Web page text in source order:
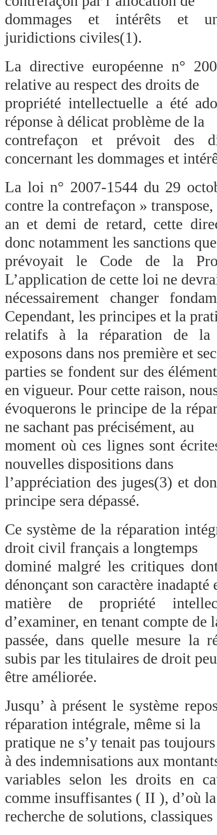
dommages et intérêts et
juridictions civiles(1).
La directive européenne n°
relative au respect des droits de
propriété intellectuelle a été
réponse à délicat problème de la
contrefaçon et prévoit des
concernant les dommages et
La loi n° 2007-1544 du 29
contre la contrefaçon » transpose,
an et demi de retard, cette
donc notamment les sanctions que
prévoyait le Code de la
L’application de cette loi ne
nécessairement changer
Cependant, les principes et la
relatifs à la réparation de la
exposons dans nos première et
parties se fondent sur des
en vigueur. Pour cette raison,
évoquerons le principe de la
ne sachant pas précisément, au
moment où ces lignes sont
nouvelles dispositions dans
l’appréciation des juges(3) et
principe sera dépassé.
Ce système de la réparation
droit civil français a longtemps
dominé malgré les critiques
dénonçant son caractère inadapté
matière de propriété
d’examiner, en tenant compte de
passée, dans quelle mesure la
subis par les titulaires de droit
être améliorée.
Jusqu’ à présent le système
réparation intégrale, même si la
pratique ne s’y tenait pas
à des indemnisations aux
variables selon les droits en
comme insuffisantes ( II ), d’où la
recherche de solutions,